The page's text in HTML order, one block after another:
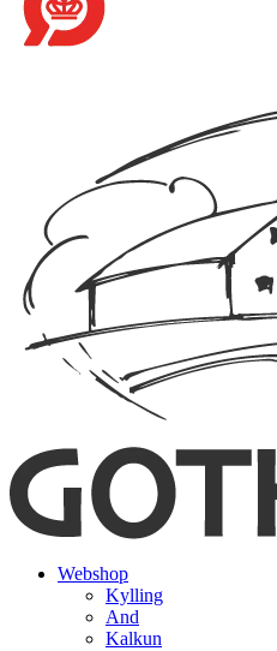
Webshop
Kylling
And
Kalkun